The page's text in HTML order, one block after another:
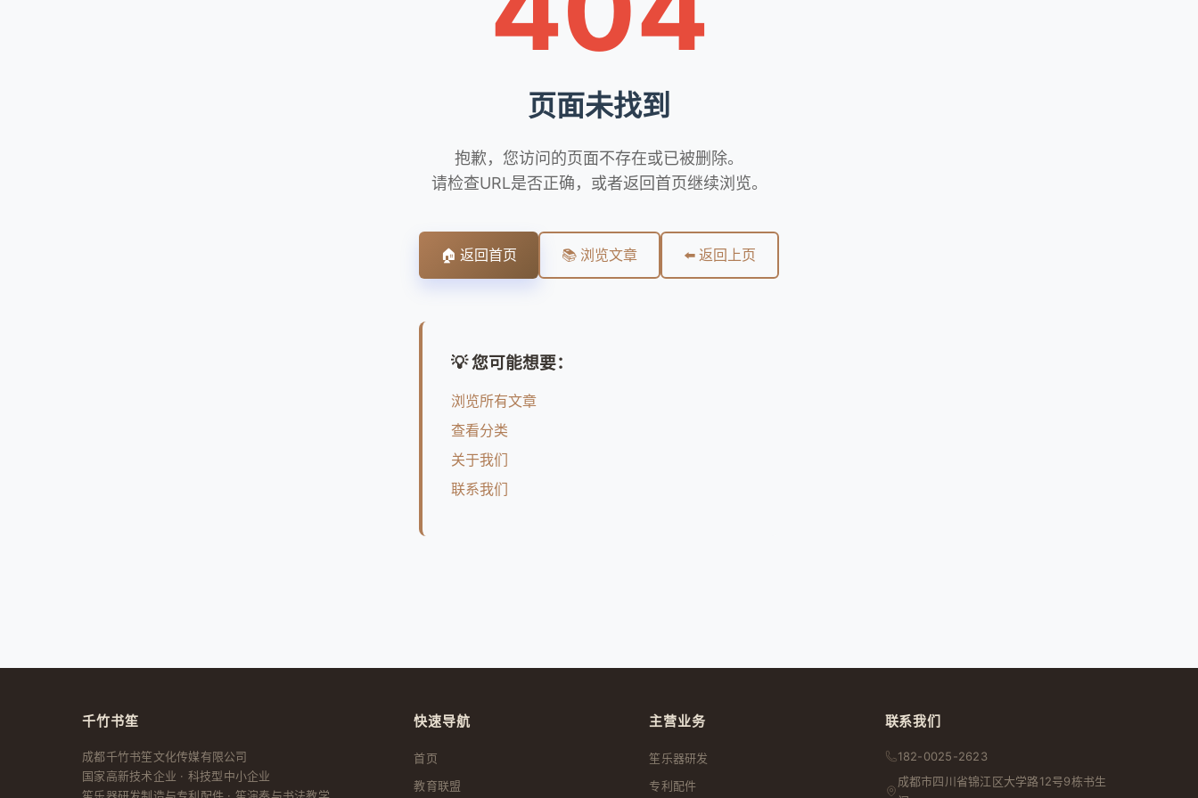
页面未找到
抱歉，您访问的页面不存在或已被删除。
请检查URL是否正确，或者返回首页继续浏览。
🏠 返回首页 📚 浏览文章 ⬅️ 返回上页
💡 您可能想要：
浏览所有文章
查看分类
关于我们
联系我们
千竹书笙
成都千竹书笙文化传媒有限公司
国家高新技术企业 · 科技型中小企业
快速导航
首页
教育联盟
主营业务
笙乐器研发
专利配件
联系我们
182-0025-2623
成都市四川省锦江区大学路12号9栋书生